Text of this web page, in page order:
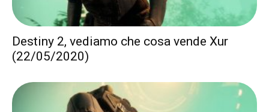
Destiny 2, vediamo che cosa vende Xur
(22/05/2020)